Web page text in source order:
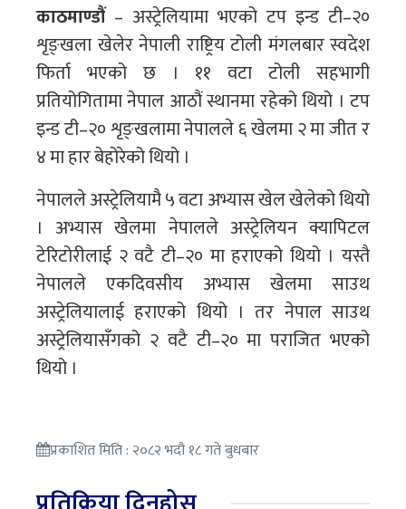
काठमाण्डौं– अस्ट्रेलियामा भएको टप इन्ड टी–२०
शृङ्खला खेलेर नेपाली राष्ट्रिय टोली मंगलबार स्वदेश
फिर्ता भएको छ । ११ वटा टोली सहभागी
प्रतियोगितामा नेपाल आठौं स्थानमा रहेको थियो । टप
इन्ड टी–२० शृङ्खलामा नेपालले ६ खेलमा २ मा जीत र
४ मा हार बेहोरेको थियो ।
नेपालले अस्ट्रेलियामै ५ वटा अभ्यास खेल खेलेको थियो
। अभ्यास खेलमा नेपालले अस्ट्रेलियन क्यापिटल
टेरिटोरीलाई २ वटै टी–२० मा हराएको थियो । यस्तै
नेपालले एकदिवसीय अभ्यास खेलमा साउथ
अस्ट्रेलियालाई हराएको थियो । तर नेपाल साउथ
अस्ट्रेलियासँगको २ वटै टी–२० मा पराजित भएको
थियो ।
प्रकाशित मिति : २०८२ भदौ १८ गते बुधबार